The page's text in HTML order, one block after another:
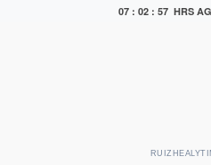
07 : 02 : 58 HRS